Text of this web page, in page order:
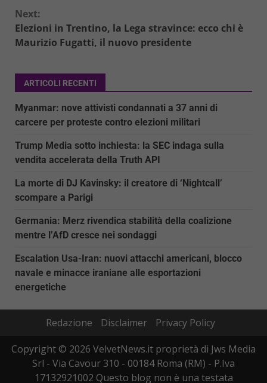
Next:
Elezioni in Trentino, la Lega stravince: ecco chi è
Maurizio Fugatti, il nuovo presidente
ARTICOLI RECENTI
Myanmar: nove attivisti condannati a 37 anni di
carcere per proteste contro elezioni militari
Trump Media sotto inchiesta: la SEC indaga sulla
vendita accelerata della Truth API
La morte di DJ Kavinsky: il creatore di ‘Nightcall’
scompare a Parigi
Germania: Merz rivendica stabilità della coalizione
mentre l’AfD cresce nei sondaggi
Escalation Usa-Iran: nuovi attacchi americani, blocco
navale e minacce iraniane alle esportazioni
energetiche
Redazione Disclaimer
Privacy Policy
Copyright © 2026 VelvetNews.it proprietà di Jws Media
Srl - Via Cavour 310 - 00184 Roma (RM) - P.Iva
17132921002 Questo blog non è una testata